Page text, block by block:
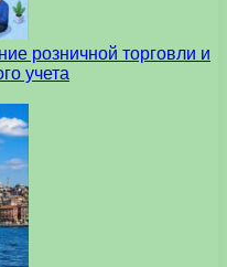
розничной торговли и
учета